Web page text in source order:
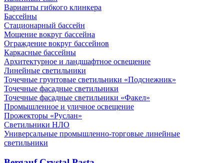
Варианты гибкого клинкера
Бассейны
Стационарный бассейн
Мощение вокруг бассейна
Ограждение вокруг бассейнов
Каркасные бассейны
Архитектурное и ландшафтное освещение
Линейные светильники
Точечные грунтовые светильники «Подснежник»
Точечные фасадные светильники
Точечные фасадные светильники «Факел»
Промышленное и уличное освещение
Прожекторы «Руслан»
Светильники НЛО
Универсальные промышленно-торговые линейные
светильники